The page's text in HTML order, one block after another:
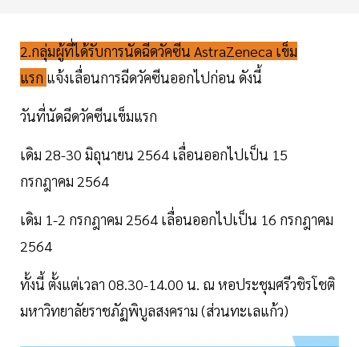
2.กลุ่มผู้ที่ได้รับการนัดฉีดวัคซีน AstraZeneca เข็ม
แรก แจ้งเลื่อนการฉีดวัคซีนออกไปก่อน ดังนี้
วันที่นัดฉีดวัคซีนเข็มแรก
เดิม 28-30 มิถุนายน 2564 เลื่อนออกไปเป็น 15
กรกฎาคม 2564
เดิม 1-2 กรกฎาคม 2564 เลื่อนออกไปเป็น 16 กรกฎาคม
2564
ทั้งนี้ ตั้งแต่เวลา 08.30-14.00 น. ณ หอประชุมศรีวชิรโชติ
มหาวิทยาลัยราชภัฏพิบูลสงคราม (ส่วนทะเลแก้ว)